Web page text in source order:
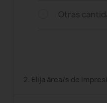
Otras
2. Elija área/s de